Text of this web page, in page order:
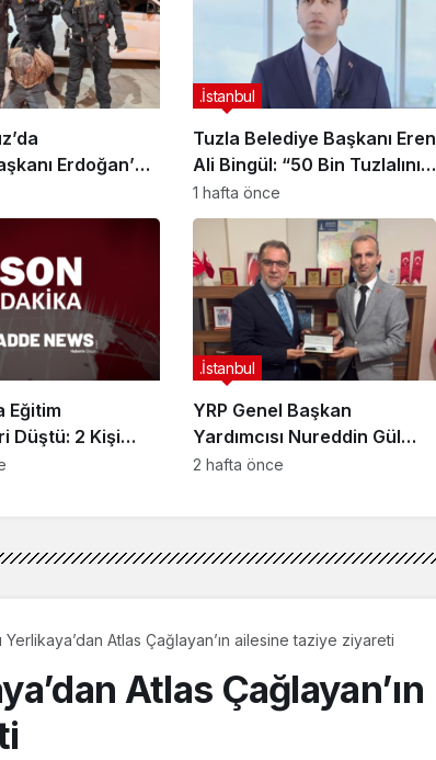
Erdoğan’a
Bulunan
B.K.
Tuzla Belediye Başkanı Eren
Ali Bingül: “50 Bin Tuzlalının
Evi Yıkılma Riskiyle Karşı
Karşıya”
.İstanbul
1 hafta önce
Eğitim
Düştü: 2 Kişi
YRP Genel Başkan
Yardımcısı Nureddin Gül
Sancaktepe Teşkilatıyla Bir
.İstanbul
2 hafta önce
Yerlikaya’dan Atlas Çağlayan’ın ailesine taziye ziyareti
Atlas Çağlayan’ın